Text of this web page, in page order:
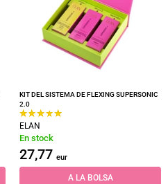
KIT DEL SISTEMA DE FLEXING SUPERSONIC
2.0
ELAN
En stock
27,77 eur
A LA BOLSA